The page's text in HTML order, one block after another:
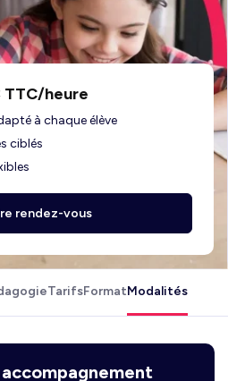
TTC/heure
à chaque élève
ciblés
rendez-vous
TarifsFormatModalités
accompagnement